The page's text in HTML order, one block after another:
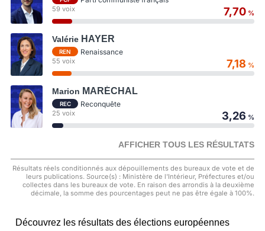
59 voix 7,70 %
Valérie HAYER
REN Renaissance
55 voix 7,18 %
Marion MARÉCHAL
REC Reconquête
25 voix 3,26 %
AFFICHER TOUS LES RÉSULTATS
Résultats réels conditionnés aux dépouillements des bureaux de vote et de
leurs publications. Source(s) : Ministère de l'Intérieur, Préfectures et/ou
collectes dans les bureaux de vote. En raison des arrondis à la deuxième
décimale, la somme des pourcentages peut ne pas être égale à 100%.
Découvrez les résultats des élections européennes